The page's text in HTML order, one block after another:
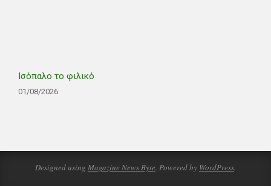
Ισόπαλο το φιλικό
01/08/2026
Designed using Magazine News Byte. Powered by WordPress.